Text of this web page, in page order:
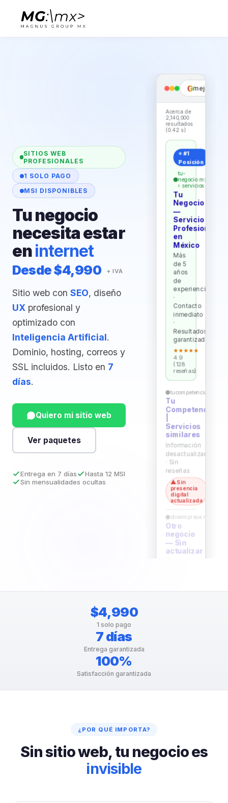
SITIOS WEB
PROFESIONALES
1 SOLO PAGO
MSI DISPONIBLES
Tu negocio
necesita estar
eninternet
Desde $4,990 + IVA
Sitio web con SEO, diseño
UX profesional y
optimizado con
Inteligencia Artificial.
Dominio, hosting, correos y
SSL incluidos. Listo en 7
días.
Quiero mi sitio web
Ver paquetes
Entrega en 7 días
Hasta 12 MSI
Sin mensualidades ocultas
Gmejor
Acerca de
2,140,000
resultados
(0.42 s)
⭐ #1
Posición
tu-
negocio.mx
› servicios
Tu
Negocio
—
Servicio
Profesional
en
México
Más
de 5
años
de
experiencia
·
Contacto
inmediato
·
Resultados
garantizados
★★★★★
4.9
(128
reseñas)
tucompetencia.com
Tu
Competencia
Servicios
similares
Información
desactualizada
· Sin
reseñas
⚠ Sin
presencia
digital
actualizada
otraempresa.mx
Otro
negocio
— Sin
actualizar
$4,990
1 solo pago
7 días
Entrega garantizada
100%
Satisfacción garantizada
¿POR QUÉ IMPORTA?
Sin sitio web, tu negocio es
invisible